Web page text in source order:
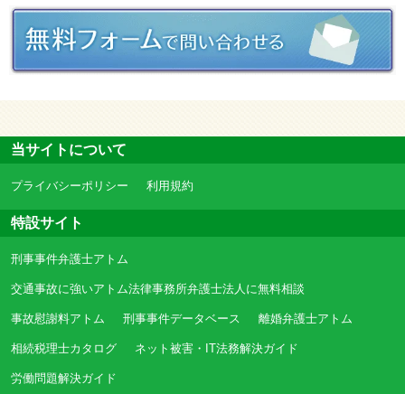
当サイトについて
プライバシーポリシー 利用規約
特設サイト
刑事事件弁護士アトム
交通事故に強いアトム法律事務所弁護士法人に無料相談
事故慰謝料アトム 刑事事件データベース 離婚弁護士アトム
相続税理士カタログ ネット被害・IT法務解決ガイド
労働問題解決ガイド